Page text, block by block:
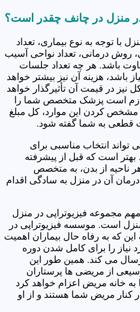
در منزل در چانف چقدر است؟
با توجه به نوع بیماری، تعداد
روش درمانی، تعداد نواحی آسیب
باشد. هر چه تعداد جلسات
باشد، هزینه آن نیز بیشتر خواهد
در قیمت آن تأثیرگذار خواهد
لازم است پزشک متخصص شما را
مشخص کردن این موارد، کل مبلغ
قطعی به شما گفته شود.
تواند انتخاب مناسبی برای
بهتر است که قبل از پیشرفته
از بدن، به متخصص
آن در منزل به سادگی اقدام
مجموعه فیزیوتراپی در منزل
است. موسسه فیزیوتراپی در
که به رفاه حال بیماران اهمیت
نیاز را برای کامل شدن دوره
می کند. همین طور این
از مریضی ها پرستاران
به خانه مریض اعزام خواهد کرد
کنار مریض شما هستند و از او